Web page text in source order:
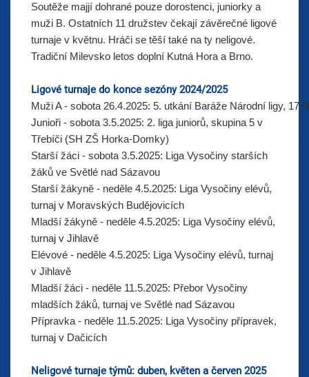
Soutěže majjí dohrané pouze dorostenci, juniorky a
muži B. Ostatních 11 družstev čekají závěrečné ligové
turnaje v květnu. Hráči se těší také na ty neligové.
Tradiční Milevsko letos doplní Kutná Hora a Brno.
Ligové turnaje do konce sezóny 2024/2025
Muži A - sobota 26.4.2025: 5. utkání Baráže Národní ligy,
Junioři - sobota 3.5.2025: 2. liga juniorů, skupina 5 v
Třebíči (SH ZŠ Horka-Domky)
Starší žáci - sobota 3.5.2025: Liga Vysočiny starších
žáků ve Světlé nad Sázavou
Starší žákyně - neděle 4.5.2025: Liga Vysočiny elévů,
turnaj v Moravských Budějovicích
Mladší žákyně - neděle 4.5.2025: Liga Vysočiny elévů,
turnaj v Jihlavě
Elévové - neděle 4.5.2025: Liga Vysočiny elévů, turnaj
v Jihlavě
Mladší žáci - neděle 11.5.2025: Přebor Vysočiny
mladších žáků, turnaj ve Světlé nad Sázavou
Přípravka - neděle 11.5.2025: Liga Vysočiny přípravek,
turnaj v Dačicích
Neligové turnaje týmů: duben, květen a červen 2025